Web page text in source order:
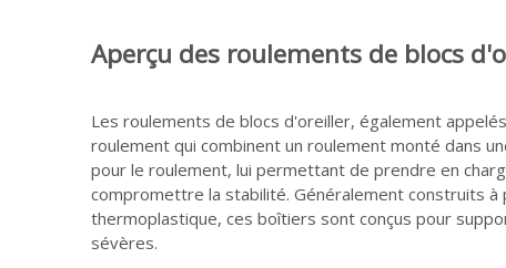
Aperçu des roulements de blocs
Les roulements de blocs d'oreiller, également
roulement qui combinent un roulement monté dans
pour le roulement, lui permettant de prendre en
compromettre la stabilité. Généralement construits
thermoplastique, ces boîtiers sont conçus pour
sévères.